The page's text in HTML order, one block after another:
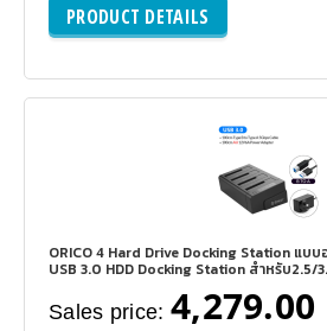
PRODUCT DETAILS
ORICO 4 Hard Drive Docking Station แบ
USB 3.0 HDD Docking Station สำหรับ2.5/
Sales price: 4,279.00